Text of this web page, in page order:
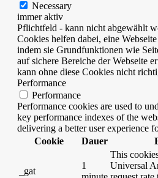
Necessary
immer aktiv
Pflichtfeld - kann nicht abgewählt
Cookies helfen dabei, eine
indem sie Grundfunktionen wie
auf sichere Bereiche der Webseite
kann ohne diese Cookies nicht
Performance
Performance
Performance cookies are used to
key performance indexes of the
delivering a better user experience
Cookie
Dauer
_gat
1
This
Universal